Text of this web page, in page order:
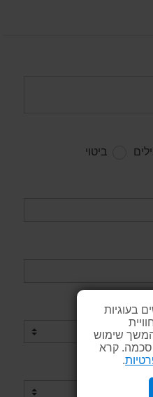
בעוגיות
שימוש
קרא
.
ביטוי